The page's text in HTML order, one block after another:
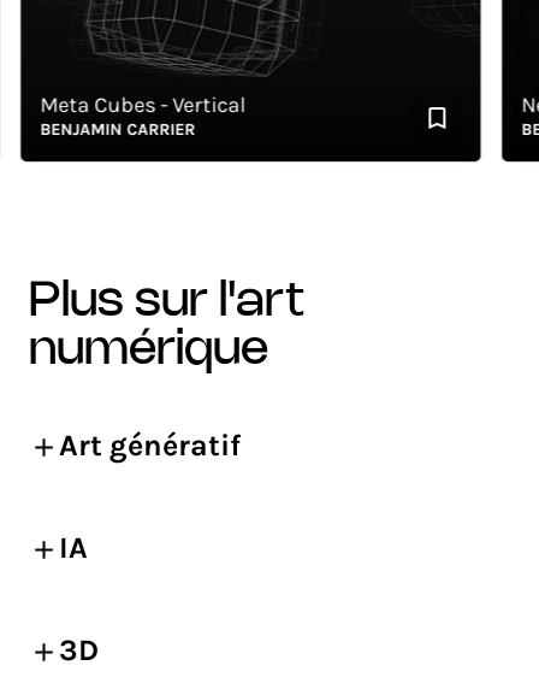
Meta Cubes - Vertical
BENJAMIN CARRIER
plus sur l'art
numérique
Art génératif
IA
3D